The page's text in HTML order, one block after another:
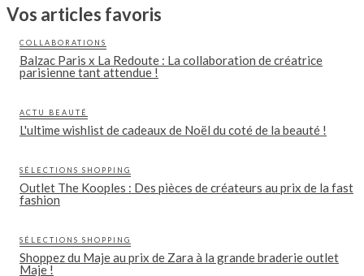
Vos articles favoris
COLLABORATIONS
Balzac Paris x La Redoute : La collaboration de créatrice
parisienne tant attendue !
ACTU BEAUTÉ
L'ultime wishlist de cadeaux de Noël du coté de la beauté !
SÉLECTIONS SHOPPING
Outlet The Kooples : Des pièces de créateurs au prix de la fast
fashion
SÉLECTIONS SHOPPING
Shoppez du Maje au prix de Zara à la grande braderie outlet
Maje !